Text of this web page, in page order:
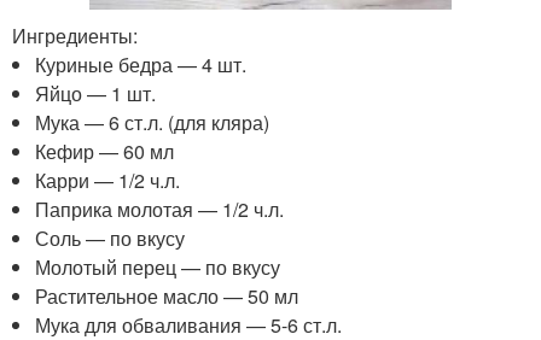
Ингредиенты:
Куриные бедра — 4 шт.
Яйцо — 1 шт.
Мука — 6 ст.л. (для кляра)
Кефир — 60 мл
Карри — 1/2 ч.л.
Паприка молотая — 1/2 ч.л.
Соль — по вкусу
Молотый перец — по вкусу
Растительное масло — 50 мл
Мука для обваливания — 5-6 ст.л.